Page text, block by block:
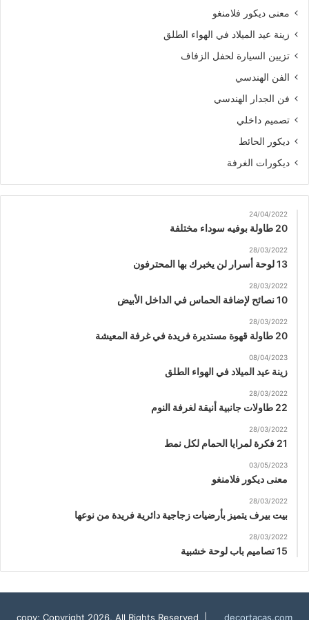
معنى ديكور فلامنغو
زينة عيد الميلاد في الهواء الطلق
تزيين السيارة لحفل الزفاف
الفن الهندسي
فن الجدار الهندسي
تصميم داخلي
ديكور الحائط
ديكورات الغرفة
24/04/2022
20 طاولة بوفيه سوداء مختلفة
28/03/2022
13 لوحة أسرار لن يخبرك بها المحترفون
28/03/2022
10 نصائح لإضافة الحماس في الداخل الأبيض
28/03/2022
20 طاولة قهوة مستديرة فريدة في غرفة المعيشة
08/04/2023
زينة عيد الميلاد في الهواء الطلق
28/03/2022
22 طاولات جانبية أنيقة لغرفة النوم
28/03/2022
21 فكرة لمرايا الحمام لكل نمط
03/05/2023
معنى ديكور فلامنغو
28/03/2022
بيت بيرف يتميز بأرضيات زجاجية دائرية فريدة من نوعها
28/03/2022
15 تصاميم باب لوحة خشبية
copy; Copyright 2026, All Rights Reserved | decortacas.com